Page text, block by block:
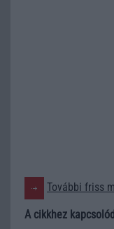
További friss
A cikkhez